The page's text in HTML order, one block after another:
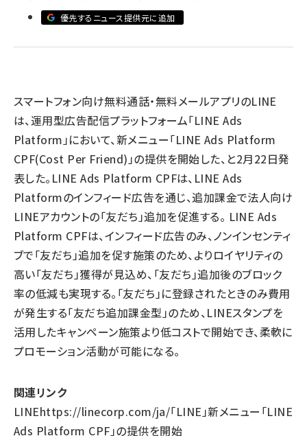
z世代 (1620)
優先するニュース提供元に追加
スマートフォン向け無料通話・無料メールアプリのLINE
は、運用型広告配信プラットフォーム「LINE Ads
Platform」において、新メニュー「LINE Ads Platform
CPF(Cost Per Friend)」の提供を開始した、と2月22日発
表した。LINE Ads Platform CPFは、LINE Ads
Platformのインフィード広告を通じ、追加課金で法人向け
LINEアカウントの「友だち」追加を促進する。 LINE Ads
Platform CPFは、インフィード広告のみ、ノンインセンティ
ブで「友だち」追加を促す施策のため、よりロイヤリティの
高い「友だち」獲得が見込め、「友だち」追加後のブロック
率の低減も実現する。「友だち」に登録されたときのみ費用
が発生する「友だち追加課金型」のため、LINEスタンプを
活用したキャンペーン施策より低コストで開始でき、柔軟に
プロモーション活動が可能になる。
関連リンク
LINEhttps://linecorp.com/ja/「LINE」新メニュー「LINE
Ads Platform CPF」の提供を開始